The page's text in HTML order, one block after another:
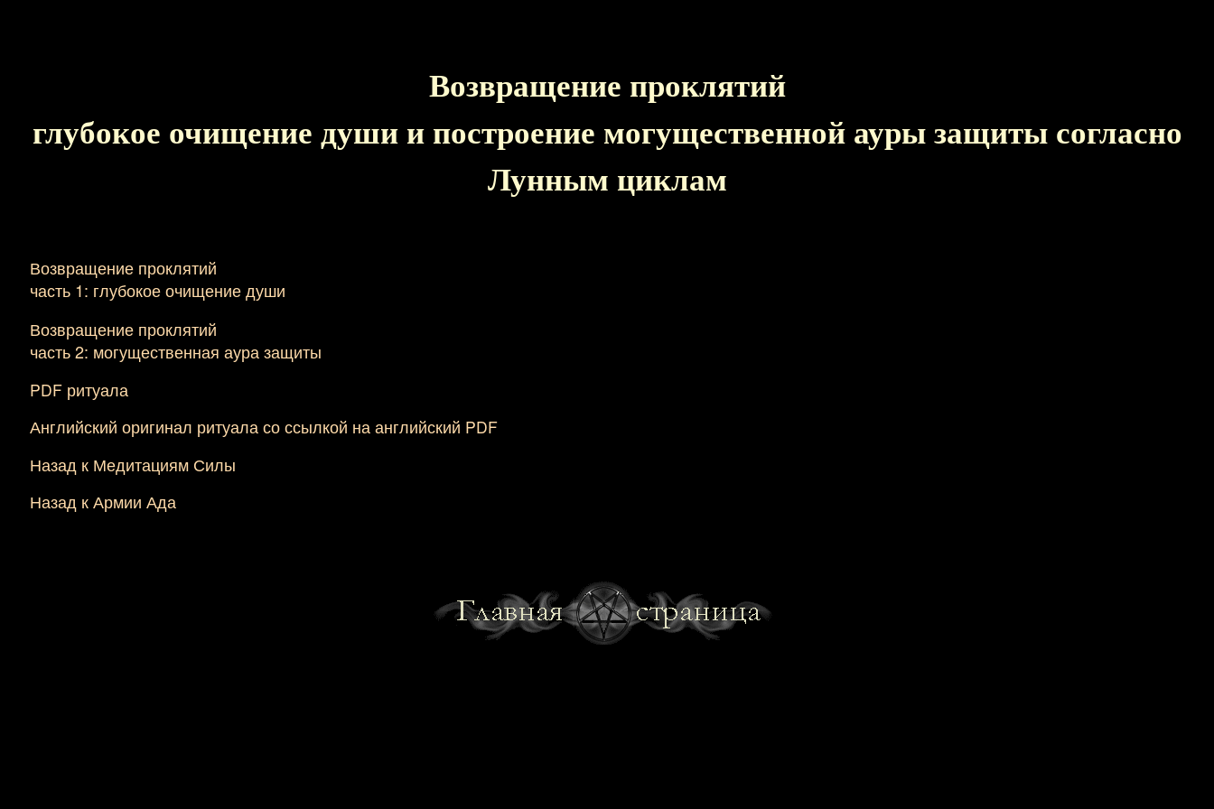
Возвращение проклятий
глубокое очищение души и построение могущественной ауры защиты согласно
Лунным циклам
Возвращение проклятий
часть 1: глубокое очищение души
Возвращение проклятий
часть 2: могущественная аура защиты
PDF ритуала
Английский оригинал ритуала со ссылкой на английский PDF
Назад к Медитациям Силы
Назад к Армии Ада